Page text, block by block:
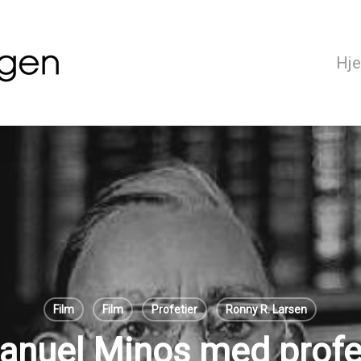
Film Film Profetier Ronny R. Larsen
Minos med